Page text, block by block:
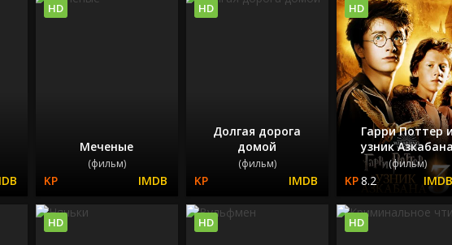
Меченые
(фильм)
HD
Долгая дорога
домой
(фильм)
HD
Гарри Поттер
узник Азкабана
(фильм)
8.2
HD
HD HD HD